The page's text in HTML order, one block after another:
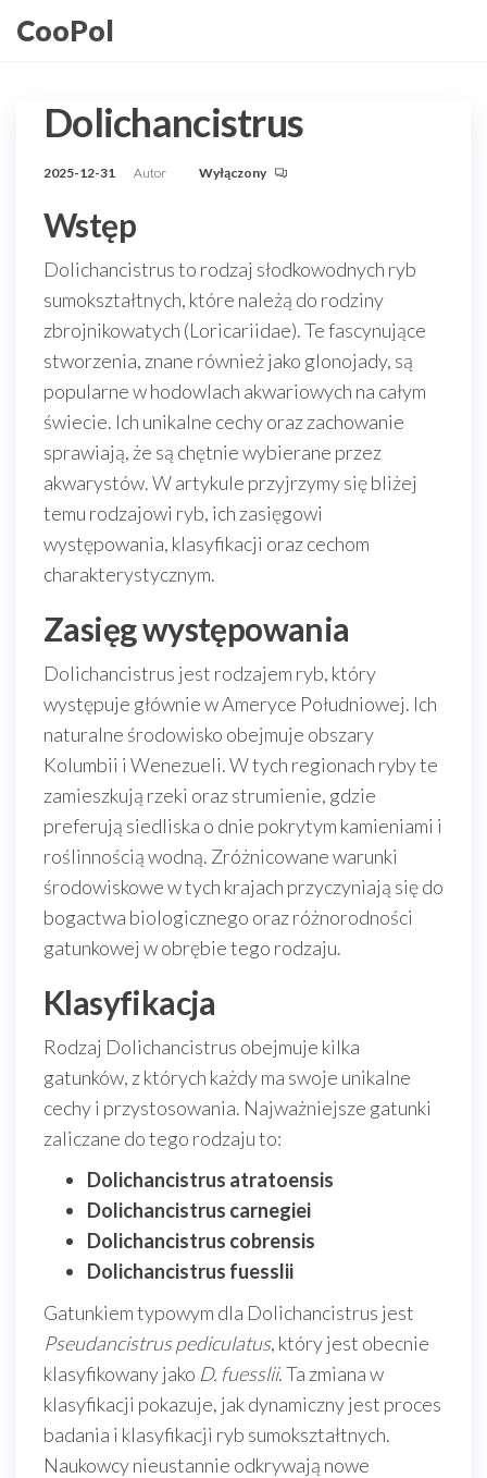
doCooPol
Dolichancistrus
2025-12-31 Autor Wyłączony
Wstęp
Dolichancistrus to rodzaj słodkowodnych ryb
sumokształtnych, które należą do rodziny
zbrojnikowatych (Loricariidae). Te fascynujące
stworzenia, znane również jako glonojady, są
popularne w hodowlach akwariowych na całym
świecie. Ich unikalne cechy oraz zachowanie
sprawiają, że są chętnie wybierane przez
akwarystów. W artykule przyjrzymy się bliżej
temu rodzajowi ryb, ich zasięgowi
występowania, klasyfikacji oraz cechom
charakterystycznym.
Zasięg występowania
Dolichancistrus jest rodzajem ryb, który
występuje głównie w Ameryce Południowej. Ich
naturalne środowisko obejmuje obszary
Kolumbii i Wenezueli. W tych regionach ryby te
zamieszkują rzeki oraz strumienie, gdzie
preferują siedliska o dnie pokrytym kamieniami i
roślinnością wodną. Zróżnicowane warunki
środowiskowe w tych krajach przyczyniają się do
bogactwa biologicznego oraz różnorodności
gatunkowej w obrębie tego rodzaju.
Klasyfikacja
Rodzaj Dolichancistrus obejmuje kilka
gatunków, z których każdy ma swoje unikalne
cechy i przystosowania. Najważniejsze gatunki
zaliczane do tego rodzaju to:
Dolichancistrus atratoensis
Dolichancistrus carnegiei
Dolichancistrus cobrensis
Dolichancistrus fuesslii
Gatunkiem typowym dla Dolichancistrus jest
Pseudancistrus pediculatus, który jest obecnie
klasyfikowany jako D. fuesslii. Ta zmiana w
klasyfikacji pokazuje, jak dynamiczny jest proces
badania i klasyfikacji ryb sumokształtnych.
Naukowcy nieustannie odkrywają nowe